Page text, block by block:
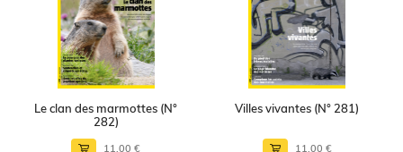
Le clan des marmottes (N°
282)
11,00 €
Villes vivantes (N° 281)
11,00 €